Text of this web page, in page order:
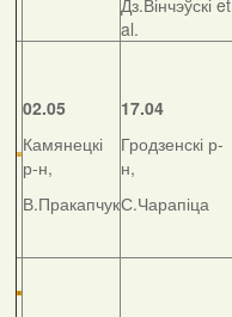
Дз.Вінчэўскі et
al.
02.05
Камянецкі
р-н,
В.Пракапчук
17.04
Гродзенскі р-
н,
С.Чарапіца